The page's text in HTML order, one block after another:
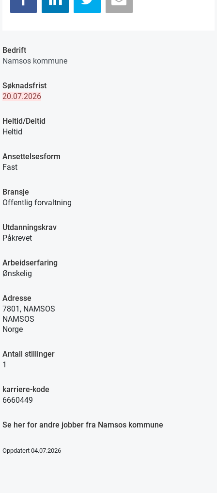
Bedrift
Namsos kommune
Søknadsfrist
20.07.2026
Heltid/Deltid
Heltid
Ansettelsesform
Fast
Bransje
Offentlig forvaltning
Utdanningskrav
Påkrevet
Arbeidserfaring
Ønskelig
Adresse
7801, NAMSOS
NAMSOS
Norge
Antall stillinger
1
karriere-kode
6660449
Se her for andre jobber fra Namsos kommune
Oppdatert 04.07.2026